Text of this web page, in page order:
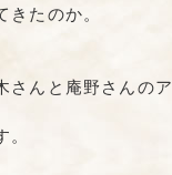
きたのか。
さんと庵野さんの
。